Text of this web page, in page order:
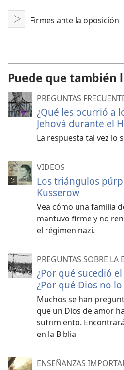
Reproducir
Firmes ante la oposición
Puede que también
PREGUNTAS
¿Qué les ocurrió a
Jehová durante el
La respuesta tal vez lo
VIDEOS
Los triángulos
Kusserow
Vea cómo una familia
mantuvo firme y no
el régimen nazi.
PREGUNTAS SOBRE LA
¿Por qué sucedió
¿Por qué Dios no
Muchos se han
que un Dios de amor
sufrimiento.
en la Biblia.
ENSEÑANZAS